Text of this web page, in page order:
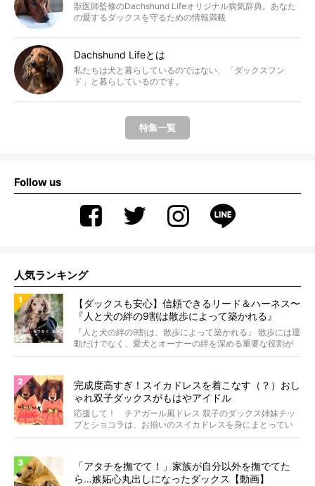
獣医師監修のDachshund Lifeオリジナル病気辞典。あなた
の愛するダックスを守るための情報満載
Dachshund Lifeとは
私たちは犬と暮らしているのではない、「ダックスフン
ド」と暮らしているのです。
特集一覧
Follow us
人気ランキング
【ダックスも安心】信頼できるリード＆ハーネス〜
『人と犬の絆の9割は散歩によって築かれる』
WOLFGANG MAN＆BEAST〜
『人と犬の絆の9割は、散歩によって築かれる』 散歩には運
動だけでなく、愛犬とオーナーの絆を深める重要な役割が
あ...
完成度高すぎ！スイカドレスを着こなす（？）おし
ゃれ双子ダックスがもはやアイドル
応援して！ チアガール風ドレス 双子のダックス姉妹チッ
プとショコラは、お揃いのスイカドレスを身にまとってい
ます...
「アタチを撫でて！」家族が自分以外を撫でてた
ら…嫉妬心丸出しになったダックス【動画】